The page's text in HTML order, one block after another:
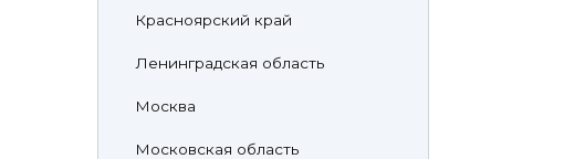
Красноярский край
Ленинградская область
Москва
Московская область